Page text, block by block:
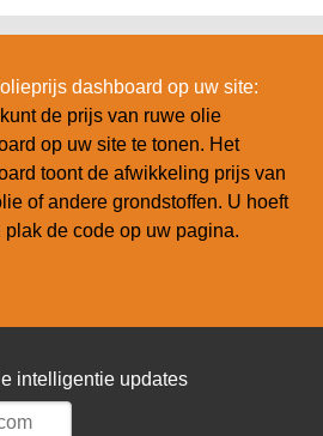
dashboard op uw site:
de prijs van ruwe olie
op uw site te tonen. Het
toont de afwikkeling prijs van
of andere grondstoffen. U hoeft
de code op uw pagina.
intelligentie updates